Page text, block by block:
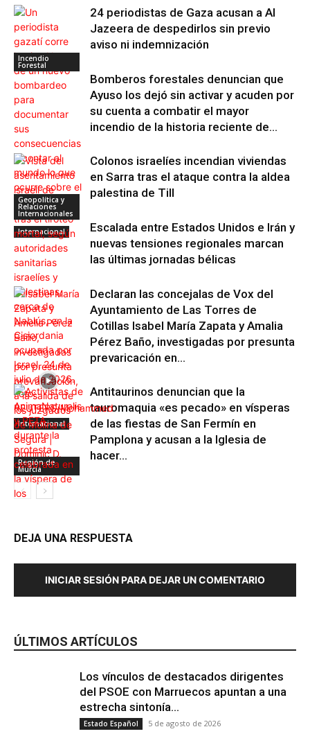
Internacional
24 periodistas de Gaza acusan a Al
Jazeera de despedirlos sin previo
aviso ni indemnización
Incendio
Forestal
Bomberos forestales denuncian que
Ayuso los dejó sin activar y acuden por
su cuenta a combatir el mayor
incendio de la historia reciente de...
Internacional
Colonos israelíes incendian viviendas
en Sarra tras el ataque contra la aldea
palestina de Till
Geopolítica y
Relaciones
Internacionales
Escalada entre Estados Unidos e Irán y
nuevas tensiones regionales marcan
las últimas jornadas bélicas
Región de
Murcia
Declaran las concejalas de Vox del
Ayuntamiento de Las Torres de
Cotillas Isabel María Zapata y Amalia
Pérez Baño, investigadas por presunta
prevaricación en...
Antitaurinos denuncian que la
tauromaquia «es pecado» en vísperas
de las fiestas de San Fermín en
Pamplona y acusan a la Iglesia de
hacer...
DEJA UNA RESPUESTA
INICIAR SESIÓN PARA DEJAR UN COMENTARIO
ÚLTIMOS ARTÍCULOS
Los vínculos de destacados dirigentes
del PSOE con Marruecos apuntan a una
estrecha sintonía...
Estado Español 5 de agosto de 2026